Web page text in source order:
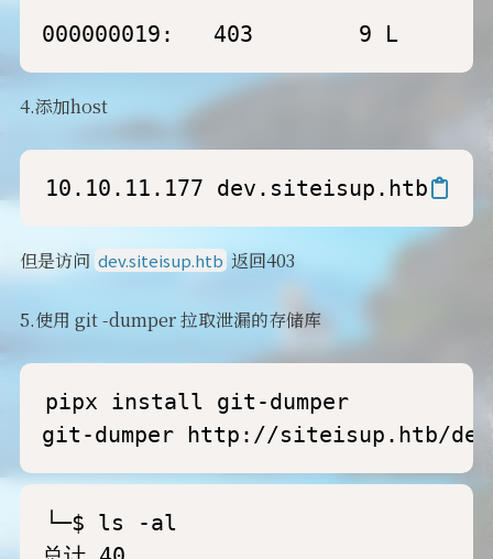
000000019:   403
4.添加host
10.10.11.177 dev.siteisup.htb
但是访问 dev.siteisup.htb返回403
5.使用 git -dumper 拉取泄漏的存储库
pipx install git-dumper
git-dumper http://siteisup.htb/